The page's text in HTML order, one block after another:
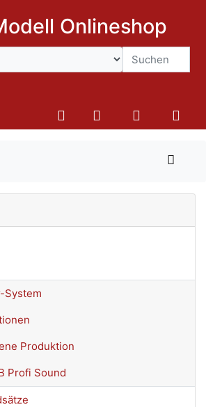
Onlineshop
System
Produktion
Profi Sound